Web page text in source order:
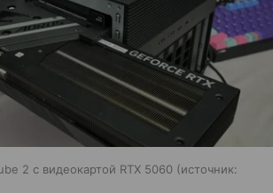
2 с видеокартой RTX 5060
источник: